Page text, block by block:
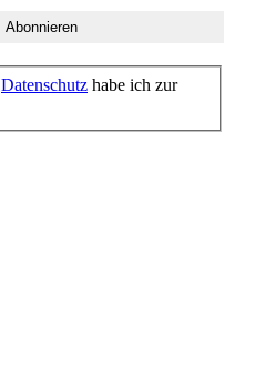
Datenschutz habe ich zur